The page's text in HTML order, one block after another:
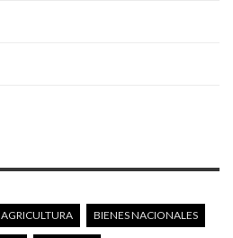
AGRICULTURA BIENES NACIONALES